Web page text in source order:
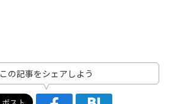
この記事をシェアしよう